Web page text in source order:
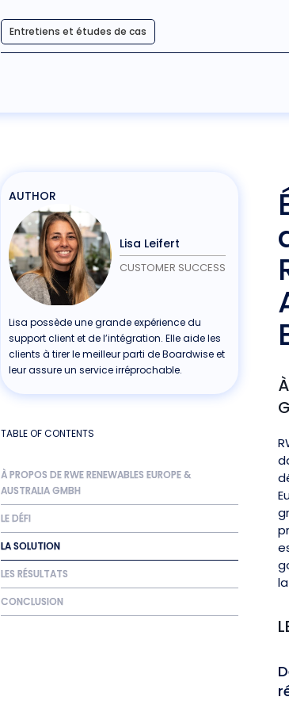
Entretiens et études de cas
AUTHOR
Lisa Leifert
CUSTOMER SUCCESS
Lisa possède une grande expérience du
support client et de l’intégration. Elle aide les
clients à tirer le meilleur parti de Boardwise et
leur assure un service irréprochable.
TABLE OF CONTENTS
À PROPOS DE RWE RENEWABLES EUROPE &
AUSTRALIA GMBH
LE DÉFI
LA SOLUTION
LES RÉSULTATS
CONCLUSION